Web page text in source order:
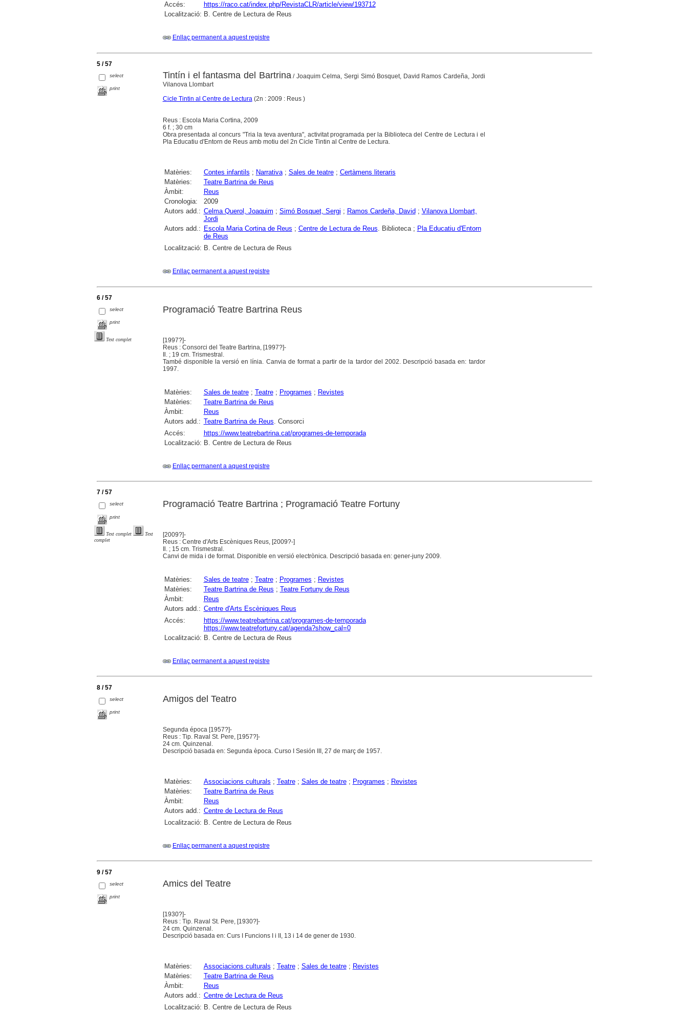
Accés:
https://raco.cat/index.php/RevistaCLR/article/view/193712
Localització: B. Centre de Lectura de Reus
Enllaç permanent a aquest registre
5 / 57
select
print
Tintín i el fantasma del Bartrina/ Joaquim Celma, Sergi Simó Bosquet, David Ramos Cardeña, Jordi
Vilanova Llombart
Cicle Tintin al Centre de Lectura(2n : 2009 : Reus )
Reus : Escola Maria Cortina, 2009
6 f. ; 30 cm
Obra presentada al concurs "Tria la teva aventura", activitat programada per la Biblioteca del Centre de Lectura i el
Pla Educatiu d'Entorn de Reus amb motiu del 2n Cicle Tintin al Centre de Lectura.
Matèries: Contes infantils ; Narrativa; Sales de teatre; Certàmens literaris
Matèries:
Teatre Bartrina de Reus
Àmbit:
Reus
Cronologia:
2009
Autors add.: Celma Querol, Joaquim ; Simó Bosquet, Sergi ; Ramos Cardeña, David ; Vilanova Llombart,
Jordi
Autors add.: Escola Maria Cortina de Reus ; Centre de Lectura de Reus. Biblioteca ; Pla Educatiu d'Entorn
de Reus
Localització: B. Centre de Lectura de Reus
Enllaç permanent a aquest registre
6 / 57
select
print
Text complet
Programació Teatre Bartrina Reus
[1997?]-
Reus : Consorci del Teatre Bartrina, [1997?]-
Il. ; 19 cm. Trismestral.
També disponible la versió en línia. Canvia de format a partir de la tardor del 2002. Descripció basada en: tardor
1997.
Matèries: Sales de teatre; Teatre; Programes ; Revistes
Matèries:
Teatre Bartrina de Reus
Àmbit:
Reus
Autors add.: Teatre Bartrina de Reus . Consorci
Accés:
https://www.teatrebartrina.cat/programes-de-temporada
Localització: B. Centre de Lectura de Reus
Enllaç permanent a aquest registre
7 / 57
select
print
Text complet
Text
complet
Programació Teatre Bartrina ; Programació Teatre Fortuny
[2009?]-
Reus : Centre d'Arts Escèniques Reus, [2009?-]
Il. ; 15 cm. Trismestral.
Canvi de mida i de format. Disponible en versió electrònica. Descripció basada en: gener-juny 2009.
Matèries: Sales de teatre; Teatre; Programes ; Revistes
Matèries:
Teatre Bartrina de Reus ; Teatre Fortuny de Reus
Àmbit:
Reus
Autors add.: Centre d'Arts Escèniques Reus
Accés:
https://www.teatrebartrina.cat/programes-de-temporada
https://www.teatrefortuny.cat/agenda?show_cal=0
Localització: B. Centre de Lectura de Reus
Enllaç permanent a aquest registre
8 / 57
select
print
Amigos del Teatro
Segunda época [1957?]-
Reus : Tip. Raval St. Pere, [1957?]-
24 cm. Quinzenal.
Descripció basada en: Segunda època. Curso I Sesión III, 27 de març de 1957.
Matèries: Associacions culturals ; Teatre; Sales de teatre; Programes ; Revistes
Matèries:
Teatre Bartrina de Reus
Àmbit:
Reus
Autors add.: Centre de Lectura de Reus
Localització: B. Centre de Lectura de Reus
Enllaç permanent a aquest registre
9 / 57
select
print
Amics del Teatre
[1930?]-
Reus : Tip. Raval St. Pere, [1930?]-
24 cm. Quinzenal.
Descripció basada en: Curs I Funcions I i II, 13 i 14 de gener de 1930.
Matèries: Associacions culturals ; Teatre; Sales de teatre; Revistes
Matèries:
Teatre Bartrina de Reus
Àmbit:
Reus
Autors add.: Centre de Lectura de Reus
Localització: B. Centre de Lectura de Reus